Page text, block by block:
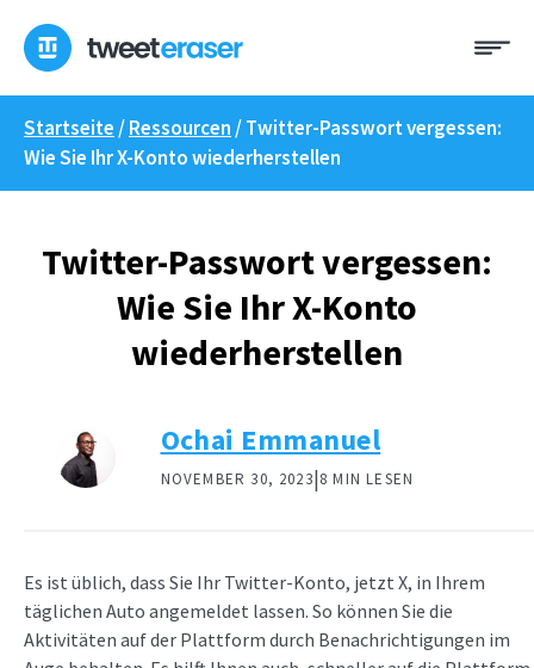
Inhalt
springen
Startseite /Ressourcen /Twitter-Passwort vergessen:
Wie Sie Ihr X-Konto wiederherstellen
Twitter-Passwort vergessen:
Wie Sie Ihr X-Konto
wiederherstellen
Ochai Emmanuel
NOVEMBER 30, 2023|8 MIN LESEN
Es ist üblich, dass Sie Ihr Twitter-Konto, jetzt X, in Ihrem
täglichen Auto angemeldet lassen. So können Sie die
Aktivitäten auf der Plattform durch Benachrichtigungen im